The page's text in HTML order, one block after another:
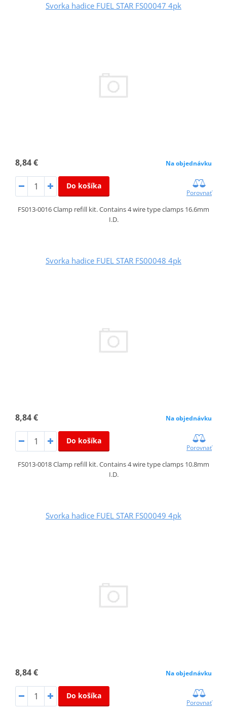
Svorka hadice FUEL STAR FS00047 4pk
8,84 € Na objednávku
Do košíka
Porovnať
FS013-0016 Clamp refill kit. Contains 4 wire type clamps 16.6mm
I.D.
Svorka hadice FUEL STAR FS00048 4pk
8,84 € Na objednávku
Do košíka
Porovnať
FS013-0018 Clamp refill kit. Contains 4 wire type clamps 10.8mm
I.D.
Svorka hadice FUEL STAR FS00049 4pk
8,84 € Na objednávku
Do košíka
Porovnať